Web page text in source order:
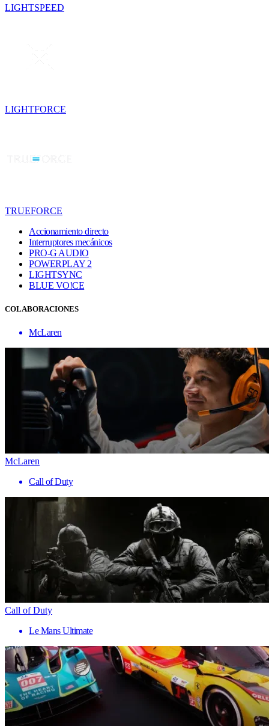
LIGHTSPEED
LIGHTFORCE
TRUEFORCE
Accionamiento directo
Interruptores mecánicos
PRO-G AUDIO
POWERPLAY 2
LIGHTSYNC
BLUE VO!CE
COLABORACIONES
McLaren
McLaren
Call of Duty
Call of Duty
Le Mans Ultimate